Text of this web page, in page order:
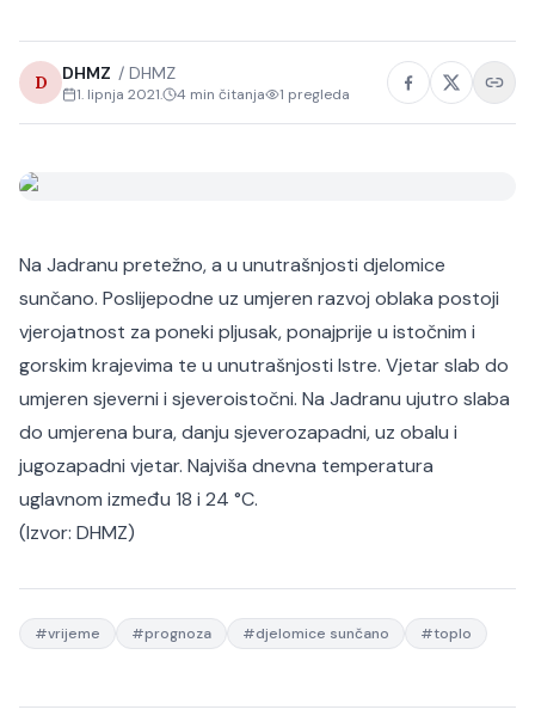
Sport
D DHMZ / DHMZ
1. lipnja 2021. 4 min čitanja 1 pregleda
Na Jadranu pretežno, a u unutrašnjosti djelomice
sunčano. Poslijepodne uz umjeren razvoj oblaka postoji
vjerojatnost za poneki pljusak, ponajprije u istočnim i
gorskim krajevima te u unutrašnjosti Istre. Vjetar slab do
umjeren sjeverni i sjeveroistočni. Na Jadranu ujutro slaba
do umjerena bura, danju sjeverozapadni, uz obalu i
jugozapadni vjetar. Najviša dnevna temperatura
uglavnom između 18 i 24 °C.
(Izvor: DHMZ)
#vrijeme #prognoza #djelomice sunčano #toplo